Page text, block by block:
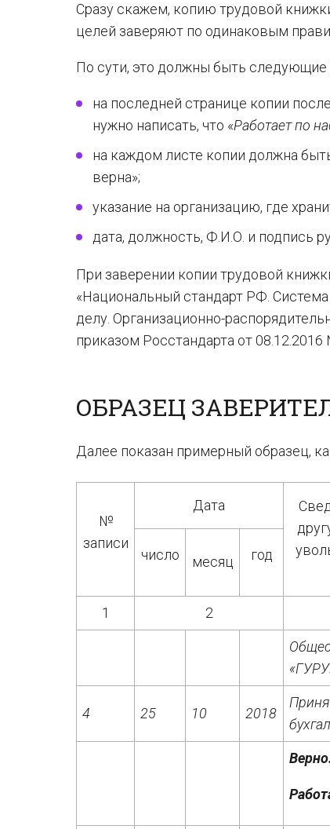
Сразу скажем, копию трудовой
целей заверяют по одинаковым
По сути, это должны быть следующие
на последней странице копии
нужно написать, что «Работает по
на каждом листе копии должна
верна»;
указание на организацию, где
дата, должность, Ф.И.О. и подпись
При заверении копии трудовой
«Национальный стандарт РФ.
делу. Организационно-
приказом Росстандарта от 08.12.2016
ОБРАЗЕЦ
Далее показан примерный образец,
№
записи
Дата
число месяц год
1 2
4 25 10 2018